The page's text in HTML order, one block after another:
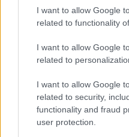
I want to allow Google
related to functionality
I want to allow Google
related to
I want to allow Google
related to security,
functionality and fraud
user protection.